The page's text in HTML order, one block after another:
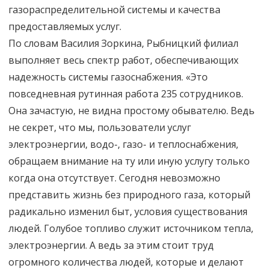
газораспределительной системы и качества
предоставляемых услуг.
По словам Василия Зоркина, Рыбницкий филиал
выполняет весь спектр работ, обеспечивающих
надежность системы газоснабжения. «Это
повседневная рутинная работа 235 сотрудников.
Она зачастую, не видна простому обывателю. Ведь
не секрет, что мы, пользователи услуг
электроэнергии, водо-, газо- и теплоснабжения,
обращаем внимание на ту или иную услугу только
когда она отсутствует. Сегодня невозможно
представить жизнь без природного газа, который
радикально изменил быт, условия существования
людей. Голубое топливо служит источником тепла,
электроэнергии. А ведь за этим стоит труд
огромного количества людей, которые и делают